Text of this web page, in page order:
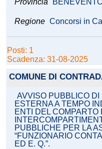
Provincia
Regione Concorsi in
Posti: 1
Scadenza: 31-08-2025
COMUNE DI
AVVISO PUBBLICO
ESTERNA A TEMPO
ENTI DEL
PUBBLICHE PER LA
“FUNZIONARIO
ED E. Q.”.